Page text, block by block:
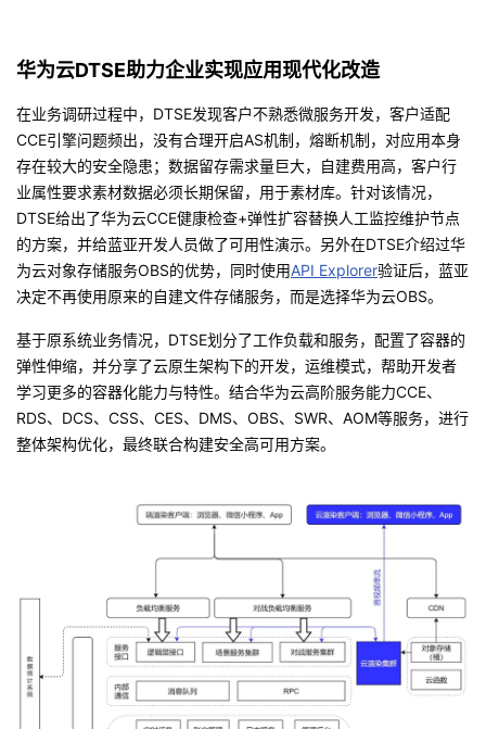
程
认
证
的
实
验
我
的
收
藏
支
持
声
建
议
华为云DTSE助力企业实现应用现代化改造
在业务调研过程中， DTSE发现客户不熟悉微服务开发，客户适配
CCE引擎问题频出，没有合理开启AS机制，熔断机制，对应用本身
存在较大的安全隐患；数据留存需求量巨大，自建费用高，客户行
业属性要求素材数据必须长期保留，用于素材库。针对该情况，
DTSE给出了华为云CCE健康检查+弹性扩容替换人工监控维护节点
的方案，并给蓝亚开发人员做了可用性演示。另外在DTSE介绍过华
为云对象存储服务OBS的优势，同时使用API Explorer验证后，蓝亚
决定不再使用原来的自建文件存储服务，而是选择华为云OBS。
基于原系统业务情况， DTSE划分了工作负载和服务，配置了容器的
弹性伸缩，并分享了云原生架构下的开发，运维模式，帮助开发者
学习更多的容器化能力与特性。结合华为云高阶服务能力CCE、
RDS、 DCS、 CSS、 CES、 DMS、 OBS、 SWR、 AOM等服务，进行
整体架构优化，最终联合构建安全高可用方案。